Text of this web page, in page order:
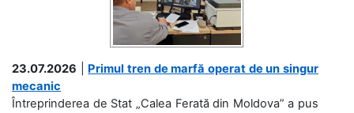
23.07.2026
Primul tren de marfă operat de un singur
mecanic
Întreprinderea de Stat „Calea Ferată din Moldova” a pus